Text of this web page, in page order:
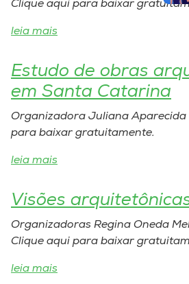
Clique aqui para baixar
leia mais
Estudo de obras
em Santa Catarina
Organizadora Juliana Aparecida
para baixar gratuitamente.
leia mais
Visões
Organizadoras Regina Oneda
Clique aqui para baixar
leia mais